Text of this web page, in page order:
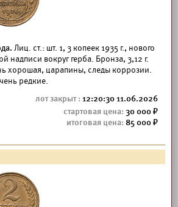
Лиц. ст.: шт. 1, 3 копеек 1935 г., нового
надписи вокруг герба. Бронза, 3,12 г.
хорошая, царапины, следы коррозии.
редкие.
12:20:30 11.06.2026
30 000
85 000